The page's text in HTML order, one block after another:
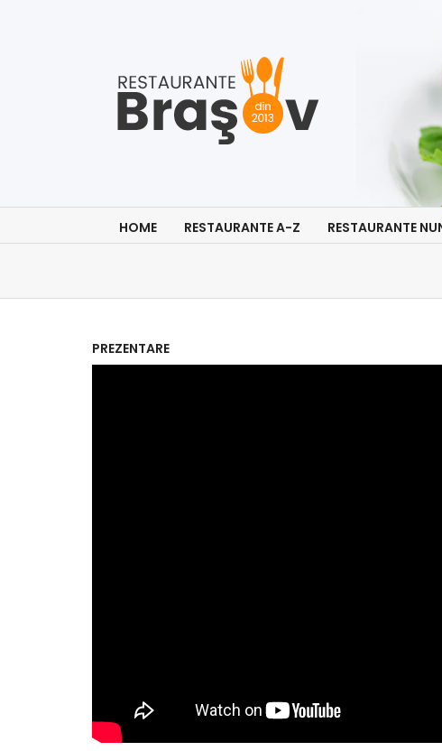
HOME RESTAURANTE A-Z RESTAURANTE
PREZENTARE